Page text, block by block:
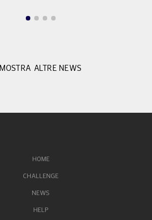
MOSTRA ALTRE NEWS
HOME
CHALLENGE
NEWS
HELP